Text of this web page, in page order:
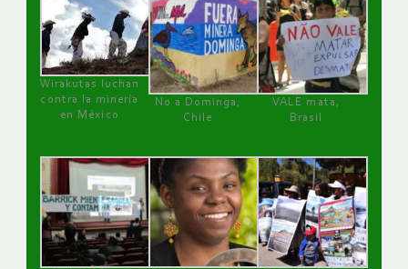
Wirakutas luchan
contra la minería
en México
No a Dominga,
Chile
VALE mata,
Brasil